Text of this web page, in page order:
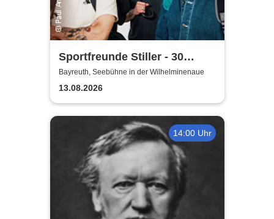
Sportfreunde Stiller - 30
wunderbaren Jahren
Bayreuth, Seebühne in der Wilhelminenaue
13.08.2026
14:00 Uhr